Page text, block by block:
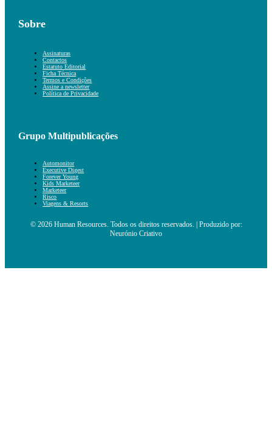
Sobre
Assinaturas
Contactos
Estatuto Editorial
Ficha Técnica
Termos e Condições
Assine a newsletter
Política de Privacidade
Grupo Multipublicações
Automonitor
Executive Digest
Forever Young
Kids Marketeer
Marketeer
Risco
Viagens & Resorts
© 2026 Human Resources. Todos os direitos reservados. | Produzido por:
Neurónio Criativo